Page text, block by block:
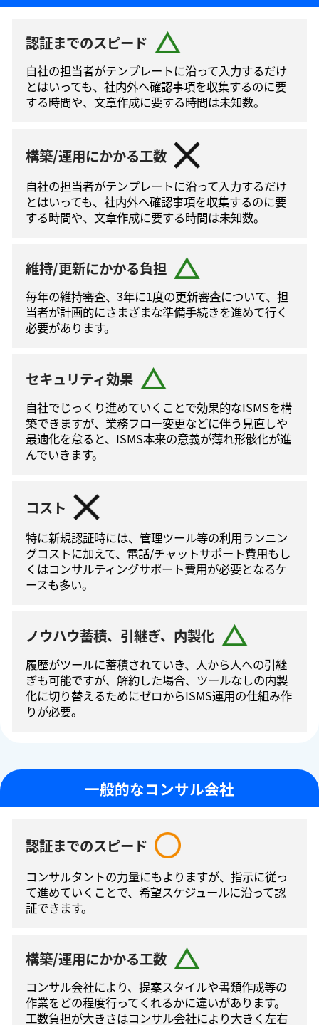
認証までのスピード
自社の担当者がテンプレートに沿って⼊⼒するだけ
とはいっても、社内外へ確認事項を収集するのに要
する時間や、文章作成に要する時間は未知数。
構築/運用にかかる工数
自社の担当者がテンプレートに沿って⼊⼒するだけ
とはいっても、社内外へ確認事項を収集するのに要
する時間や、文章作成に要する時間は未知数。
維持/更新にかかる負担
毎年の維持審査、3年に1度の更新審査について、担
当者が計画的にさまざまな準備手続きを進めて⾏く
必要があります。
セキュリティ効果
自社でじっくり進めていくことで効果的なISMSを構
築できますが、業務フロー変更などに伴う⾒直しや
最適化を怠ると、ISMS本来の意義が薄れ形骸化が進
んでいきます。
コスト
特に新規認証時には、管理ツール等の利⽤ランニン
グコストに加えて、電話/チャットサポート費⽤もし
くはコンサルティングサポート費⽤が必要となるケ
ースも多い。
ノウハウ蓄積、引継ぎ、内製化
履歴がツールに蓄積されていき、人から人への引継
ぎも可能ですが、解約した場合、ツールなしの内製
化に切り替えるためにゼロからISMS運⽤の仕組み作
りが必要。
一般的なコンサル会社
認証までのスピード
コンサルタントの⼒量にもよりますが、指⽰に従っ
て進めていくことで、希望スケジュールに沿って認
証できます。
構築/運用にかかる工数
コンサル会社により、提案スタイルや書類作成等の
作業をどの程度⾏ってくれるかに違いがあります。
工数負担が大きさはコンサル会社により大きく左右